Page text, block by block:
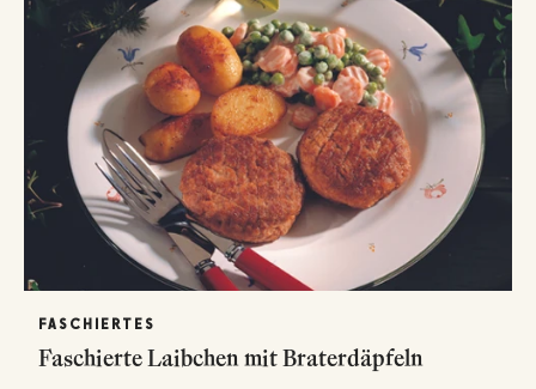
FASCHIERTES
Faschierte Laibchen mit Braterdäpfeln